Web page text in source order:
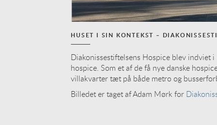
HUSET I SIN KONTEKST –
Diakonissestiftelsens Hospice blev indviet
hospice. Som et af de få nye danske
villakvarter tæt på både metro og
Billedet er taget af Adam Mørk for